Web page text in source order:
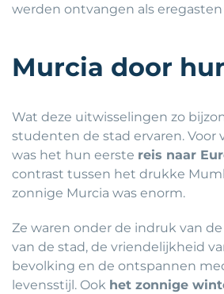
werden ontvangen als eregasten
Murcia door
Wat deze uitwisselingen zo
studenten de stad ervaren. Voor
was het hun eerste reis naar
contrast tussen het drukke
zonnige Murcia was enorm.
Ze waren onder de indruk van
van de stad, de vriendelijkheid
bevolking en de ontspannen
levensstijl. Ook het zonnige